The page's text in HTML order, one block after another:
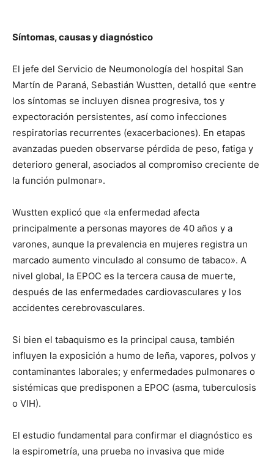
Síntomas, causas y diagnóstico
El jefe del Servicio de Neumonología del hospital San
Martín de Paraná, Sebastián Wustten, detalló que «entre
los síntomas se incluyen disnea progresiva, tos y
expectoración persistentes, así como infecciones
respiratorias recurrentes (exacerbaciones). En etapas
avanzadas pueden observarse pérdida de peso, fatiga y
deterioro general, asociados al compromiso creciente de
la función pulmonar».
Wustten explicó que «la enfermedad afecta
principalmente a personas mayores de 40 años y a
varones, aunque la prevalencia en mujeres registra un
marcado aumento vinculado al consumo de tabaco». A
nivel global, la EPOC es la tercera causa de muerte,
después de las enfermedades cardiovasculares y los
accidentes cerebrovasculares.
Si bien el tabaquismo es la principal causa, también
influyen la exposición a humo de leña, vapores, polvos y
contaminantes laborales; y enfermedades pulmonares o
sistémicas que predisponen a EPOC (asma, tuberculosis
o VIH).
El estudio fundamental para confirmar el diagnóstico es
la espirometría, una prueba no invasiva que mide